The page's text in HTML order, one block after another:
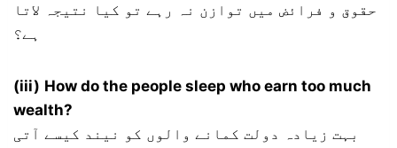
حقوق و فرائض میں توازن نہ رہے تو کیا نتیجہ لاتا
ہے؟
(iii) How do the people sleep who earn too much
wealth?
بہت زیادہ دولت کمانے والوں کو نیند کیسے آتی